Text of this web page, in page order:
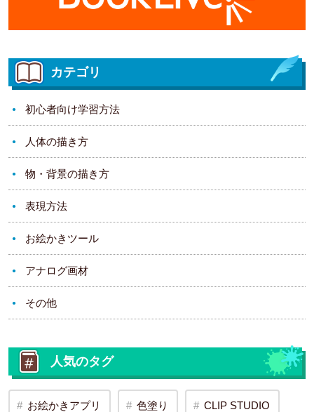
カテゴリ
初心者向け学習方法
人体の描き方
物・背景の描き方
表現方法
お絵かきツール
アナログ画材
その他
人気のタグ
お絵かきアプリ 色塗り CLIP STUDIO